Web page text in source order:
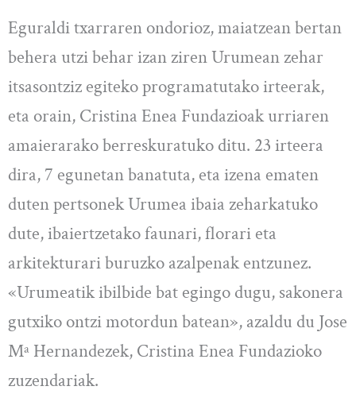
Eguraldi txarraren ondorioz, maiatzean bertan
behera utzi behar izan ziren Urumean zehar
itsasontziz egiteko programatutako irteerak,
eta orain, Cristina Enea Fundazioak urriaren
amaierarako berreskuratuko ditu. 23 irteera
dira, 7 egunetan banatuta, eta izena ematen
duten pertsonek Urumea ibaia zeharkatuko
dute, ibaiertzetako faunari, florari eta
arkitekturari buruzko azalpenak entzunez.
«Urumeatik ibilbide bat egingo dugu, sakonera
gutxiko ontzi motordun batean», azaldu du Jose
Mª Hernandezek, Cristina Enea Fundazioko
zuzendariak.